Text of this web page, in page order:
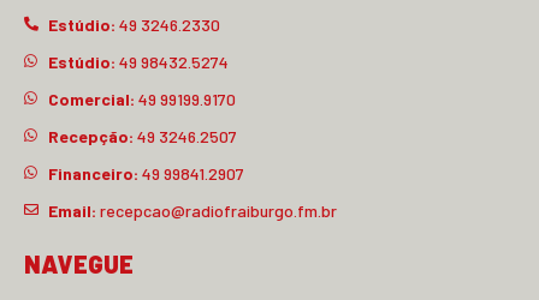
Estúdio: 49 3246.2330
Estúdio: 49 98432.5274
Comercial: 49 99199.9170
Recepção: 49 3246.2507
Financeiro: 49 99841.2907
Email: recepcao@radiofraiburgo.fm.br
NAVEGUE